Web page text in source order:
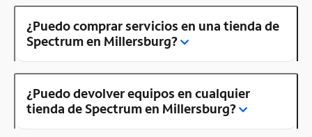
¿Puedo comprar servicios en una tienda de
Spectrum en Millersburg?
¿Puedo devolver equipos en cualquier
tienda de Spectrum en Millersburg?